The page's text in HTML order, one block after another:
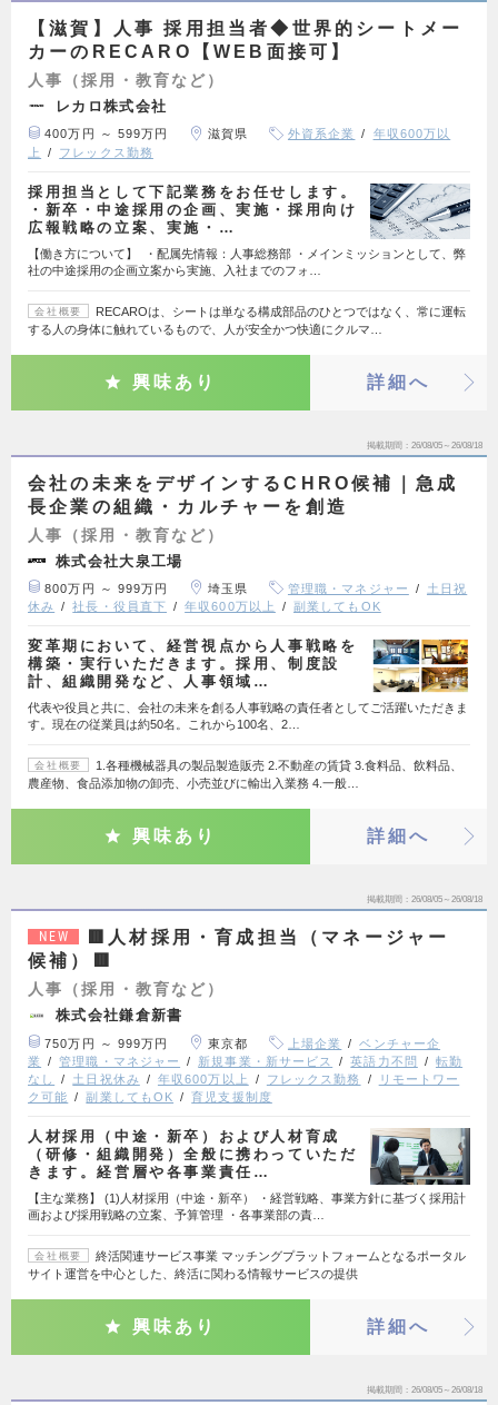
【滋賀】人事 採用担当者◆世界的シートメー
カーのRECARO【WEB面接可】
人事（採用・教育など）
レカロ株式会社
400万円 ～ 599万円 滋賀県 外資系企業
年収600万以
上
フレックス勤務
採用担当として下記業務をお任せします。
・新卒・中途採用の企画、実施・採用向け
広報戦略の立案、実施・…
【働き方について】 ・配属先情報：人事総務部 ・メインミッションとして、弊
社の中途採用の企画立案から実施、入社までのフォ…
会社概要
RECAROは、シートは単なる構成部品のひとつではなく、常に運転
する人の身体に触れているもので、人が安全かつ快適にクルマ…
興味あり 詳細へ
掲載期間 26/08/05～26/08/18
会社の未来をデザインするCHRO候補｜急成
長企業の組織・カルチャーを創造
人事（採用・教育など）
株式会社大泉工場
800万円 ～ 999万円 埼玉県 管理職・マネジャー
土日祝
休み
社長・役員直下 年収600万以上 副業してもOK
変革期において、経営視点から人事戦略を
構築・実行いただきます。採用、制度設
計、組織開発など、人事領域…
代表や役員と共に、会社の未来を創る人事戦略の責任者としてご活躍いただきま
す。現在の従業員は約50名。これから100名、2…
会社概要
1.各種機械器具の製品製造販売 2.不動産の賃貸 3.食料品、飲料品、
農産物、食品添加物の卸売、小売並びに輸出入業務 4.一般…
興味あり 詳細へ
掲載期間 26/08/05～26/08/18
NEW
🟥人材採用・育成担当（マネージャー
候補）🟥
人事（採用・教育など）
株式会社鎌倉新書
750万円 ～ 999万円 東京都 上場企業
ベンチャー企
業
管理職・マネジャー 新規事業・新サービス 英語力不問
転勤
なし
土日祝休み 年収600万以上 フレックス勤務
リモートワー
ク可能
副業してもOK 育児支援制度
人材採用（中途・新卒）および人材育成
（研修・組織開発）全般に携わっていただ
きます。経営層や各事業責任…
【主な業務】 (1)人材採用（中途・新卒） ・経営戦略、事業方針に基づく採用計
画および採用戦略の立案、予算管理 ・各事業部の責…
会社概要
終活関連サービス事業 マッチングプラットフォームとなるポータル
サイト運営を中心とした、終活に関わる情報サービスの提供
興味あり 詳細へ
掲載期間 26/08/05～26/08/18